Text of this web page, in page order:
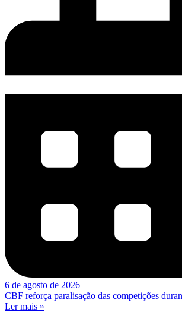
6 de agosto de 2026
CBF reforça paralisação das competições
Ler mais »